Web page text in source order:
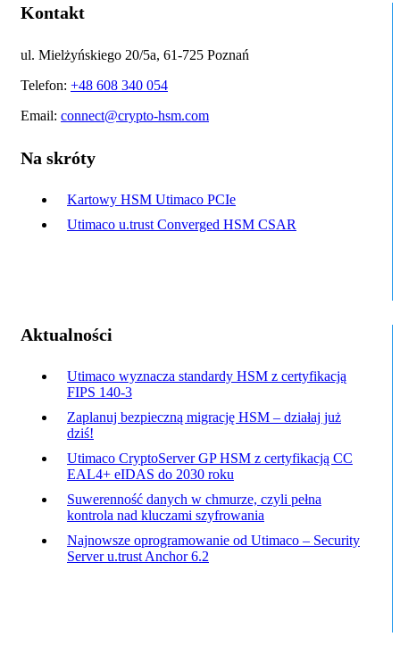
Kontakt
ul. Mielżyńskiego 20/5a, 61-725 Poznań
Telefon: +48 608 340 054
Email: connect@crypto-hsm.com
Na skróty
Kartowy HSM Utimaco PCIe
Utimaco u.trust Converged HSM CSAR
Aktualności
Utimaco wyznacza standardy HSM z certyfikacją
FIPS 140-3
Zaplanuj bezpieczną migrację HSM – działaj już
dziś!
Utimaco CryptoServer GP HSM z certyfikacją CC
EAL4+ eIDAS do 2030 roku
Suwerenność danych w chmurze, czyli pełna
kontrola nad kluczami szyfrowania
Najnowsze oprogramowanie od Utimaco – Security
Server u.trust Anchor 6.2